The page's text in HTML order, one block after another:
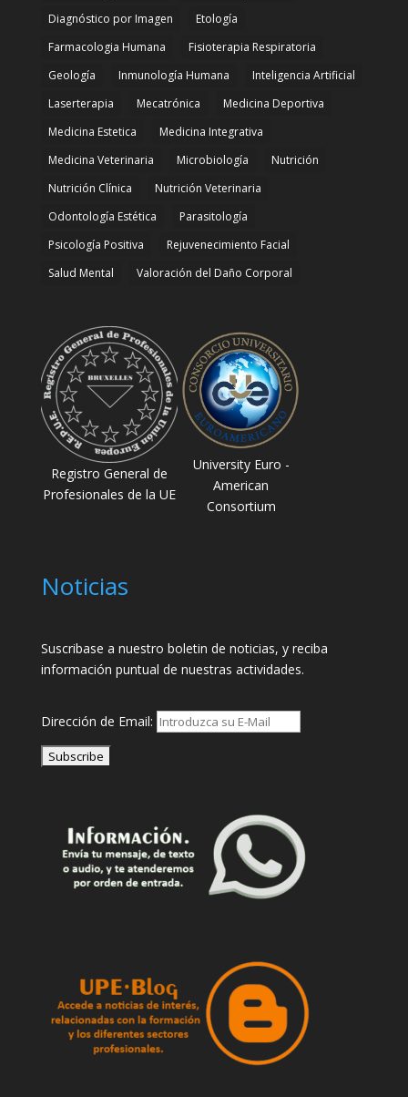
Diagnóstico por Imagen
Etología
Farmacologia Humana
Fisioterapia Respiratoria
Geología
Inmunología Humana
Inteligencia Artificial
Laserterapia
Mecatrónica
Medicina Deportiva
Medicina Estetica
Medicina Integrativa
Medicina Veterinaria
Microbiología
Nutrición
Nutrición Clínica
Nutrición Veterinaria
Odontología Estética
Parasitología
Psicología Positiva
Rejuvenecimiento Facial
Salud Mental
Valoración del Daño Corporal
Registro General de
Profesionales de la UE
University Euro -
American
Consortium
Noticias
Suscribase a nuestro boletin de noticias, y reciba
información puntual de nuestras actividades.
Dirección de Email: